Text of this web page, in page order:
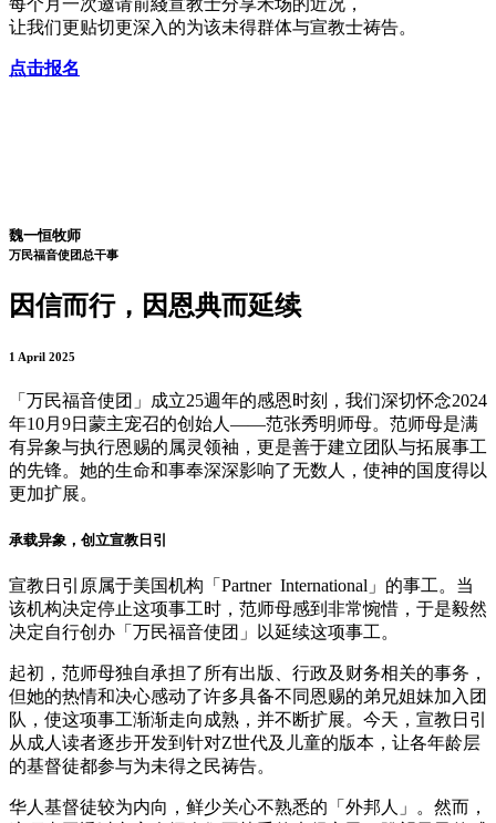
每个月一次邀请前綫宣教士分享禾场的近况，
让我们更贴切更深入的为该未得群体与宣教士祷告。
点击报名
魏一恒牧师
万民福音使团总干事
因信而行，因恩典而延续
1 April 2025
「万民福音使团」成立25週年的感恩时刻，我们深切怀念2024
年10月9日蒙主宠召的创始人——范张秀明师母。范师母是满
有异象与执行恩赐的属灵领袖，更是善于建立团队与拓展事工
的先锋。她的生命和事奉深深影响了无数人，使神的国度得以
更加扩展。
承载异象，创立宣教日引
宣教日引原属于美国机构「Partner International」的事工。当
该机构决定停止这项事工时，范师母感到非常惋惜，于是毅然
决定自行创办「万民福音使团」以延续这项事工。
起初，范师母独自承担了所有出版、行政及财务相关的事务，
但她的热情和决心感动了许多具备不同恩赐的弟兄姐妹加入团
队，使这项事工渐渐走向成熟，并不断扩展。今天，宣教日引
从成人读者逐步开发到针对Z世代及儿童的版本，让各年龄层
的基督徒都参与为未得之民祷告。
华人基督徒较为内向，鲜少关心不熟悉的「外邦人」。然而，